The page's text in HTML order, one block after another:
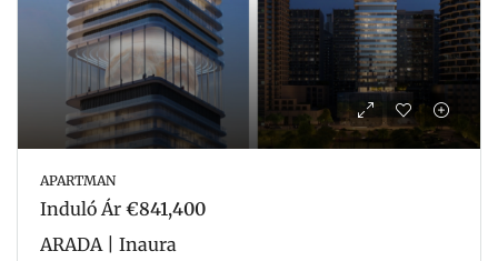
APARTMAN
Induló Ár €841,400
ARADA | Inaura